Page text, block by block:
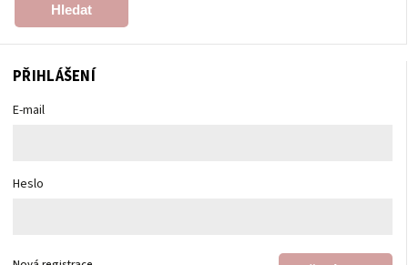
Hledat
PŘIHLÁŠENÍ
E-mail
Heslo